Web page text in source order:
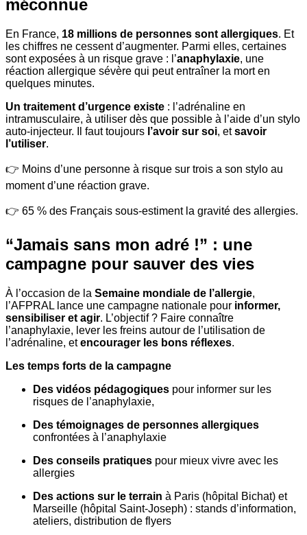
méconnue
En France, 18 millions de personnes sont allergiques. Et
les chiffres ne cessent d’augmenter. Parmi elles, certaines
sont exposées à un risque grave : l’anaphylaxie, une
réaction allergique sévère qui peut entraîner la mort en
quelques minutes.
Un traitement d’urgence existe : l’adrénaline en
intramusculaire, à utiliser dès que possible à l’aide d’un stylo
auto-injecteur. Il faut toujours l’avoir sur soi, etsavoir
l’utiliser.
👉 Moins d’une personne à risque sur trois a son stylo au
moment d’une réaction grave.
👉 65 % des Français sous-estiment la gravité des allergies.
“Jamais sans mon adré !” : une
campagne pour sauver des vies
À l’occasion de la Semaine mondiale de l’allergie,
l’AFPRAL lance une campagne nationale pour informer,
sensibiliser et agir. L’objectif ? Faire connaître
l’anaphylaxie, lever les freins autour de l’utilisation de
l’adrénaline, etencourager les bons réflexes.
Les temps forts de la campagne
Des vidéos pédagogiques pour informer sur les
risques de l’anaphylaxie,
Des témoignages de personnes allergiques
confrontées à l’anaphylaxie
Des conseils pratiques pour mieux vivre avec les
allergies
Des actions sur le terrain à Paris (hôpital Bichat) et
Marseille (hôpital Saint-Joseph) : stands d’information,
ateliers, distribution de flyers